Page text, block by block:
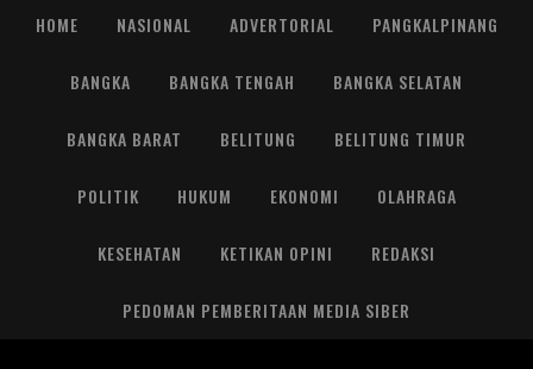
HOME NASIONAL ADVERTORIAL PANGKALPINANG
BANGKA BANGKA TENGAH BANGKA SELATAN
BANGKA BARAT BELITUNG BELITUNG TIMUR
POLITIK HUKUM EKONOMI OLAHRAGA
KESEHATAN KETIKAN OPINI REDAKSI
PEDOMAN PEMBERITAAN MEDIA SIBER